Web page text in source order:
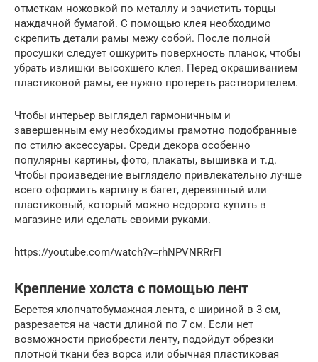
отметкам ножовкой по металлу и зачистить торцы
наждачной бумагой. С помощью клея необходимо
скрепить детали рамы межу собой. После полной
просушки следует ошкурить поверхность планок, чтобы
убрать излишки высохшего клея. Перед окрашиванием
пластиковой рамы, ее нужно протереть растворителем.
Чтобы интерьер выглядел гармоничным и
завершенным ему необходимы грамотно подобранные
по стилю аксессуары. Среди декора особенно
популярны картины, фото, плакаты, вышивка и т.д.
Чтобы произведение выглядело привлекательно лучше
всего оформить картину в багет, деревянный или
пластиковый, который можно недорого купить в
магазине или сделать своими руками.
https://youtube.com/watch?v=rhNPVNRRrFI
Крепление холста с помощью лент
Берется хлопчатобумажная лента, с шириной в 3 см,
разрезается на части длиной по 7 см. Если нет
возможности приобрести ленту, подойдут обрезки
плотной ткани без ворса или обычная пластиковая